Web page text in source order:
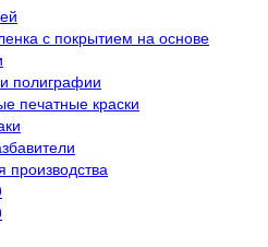
с покрытием на основе
полиграфии
печатные краски
производства